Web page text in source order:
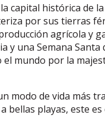
capital histórica de
por sus tierras
agrícola y
y una Semana Santa
mundo por la
modo de vida más
bellas playas, este